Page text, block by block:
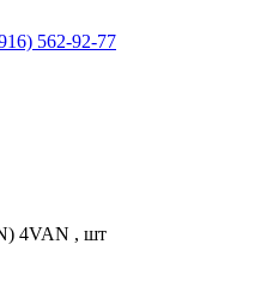
562-92-77
4VAN , шт